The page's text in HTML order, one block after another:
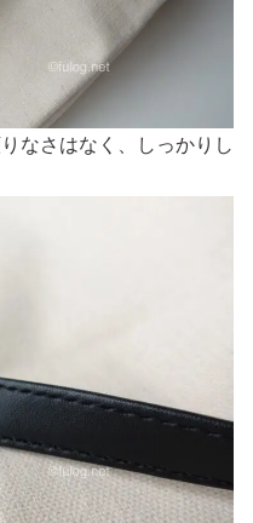
なさはなく、しっかりし